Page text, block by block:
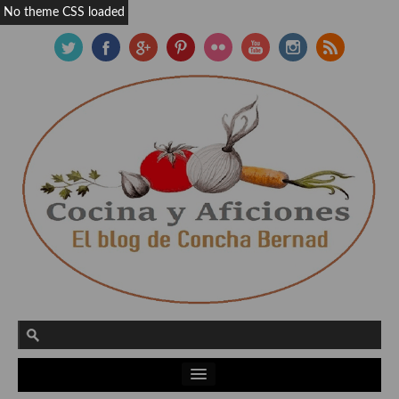
No theme CSS loaded